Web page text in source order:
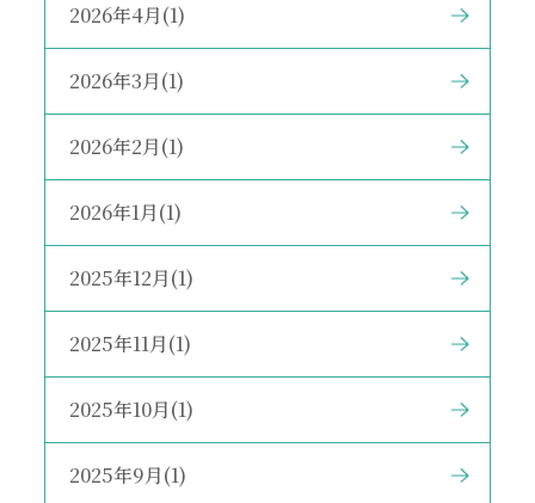
2026年4月(1)
2026年3月(1)
2026年2月(1)
2026年1月(1)
2025年12月(1)
2025年11月(1)
2025年10月(1)
2025年9月(1)